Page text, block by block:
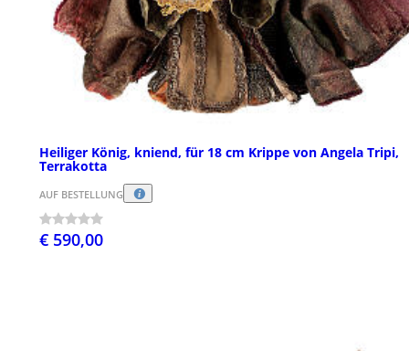
Heiliger König, kniend, für 18 cm Krippe von Angela Tripi,
Terrakotta
AUF BESTELLUNG
€ 590,00